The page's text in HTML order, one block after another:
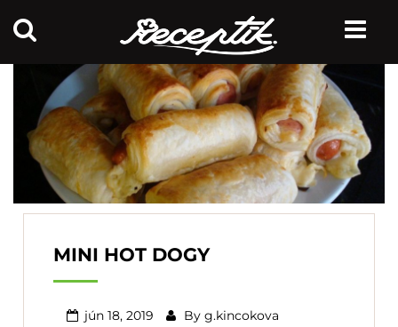
MINI HOT DOGY
jún 18, 2019 By g.kincokova